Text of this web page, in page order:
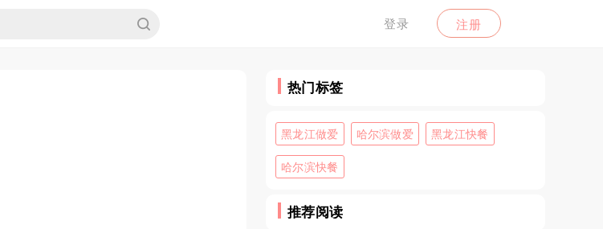
登录 注册
热门标签
黑龙江做爱 哈尔滨做爱 黑龙江快餐
哈尔滨快餐
推荐阅读